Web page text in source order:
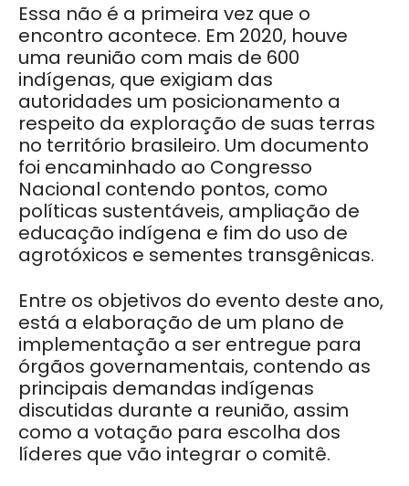
Essa não é a primeira vez que o
encontro acontece. Em 2020, houve
uma reunião com mais de 600
indígenas, que exigiam das
autoridades um posicionamento a
respeito da exploração de suas terras
no território brasileiro. Um documento
foi encaminhado ao Congresso
Nacional contendo pontos, como
políticas sustentáveis, ampliação de
educação indígena e fim do uso de
agrotóxicos e sementes transgênicas.
Entre os objetivos do evento deste ano,
está a elaboração de um plano de
implementação a ser entregue para
órgãos governamentais, contendo as
principais demandas indígenas
discutidas durante a reunião, assim
como a votação para escolha dos
líderes que vão integrar o comitê.